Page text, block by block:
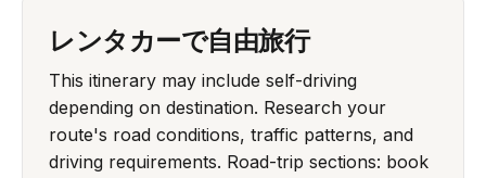
レンタカーで自由旅行
This itinerary may include self-driving
depending on destination. Research your
route's road conditions, traffic patterns, and
driving requirements. Road-trip sections: book